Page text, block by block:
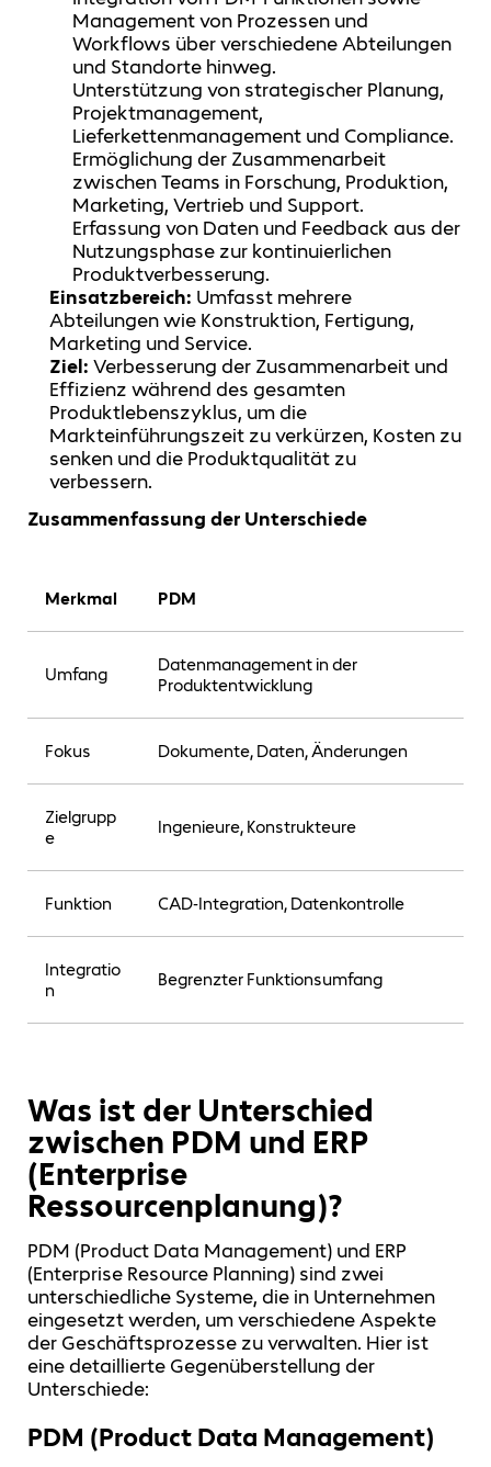
Management von Prozessen und
Workflows über verschiedene Abteilungen
und Standorte hinweg.
Unterstützung von strategischer Planung,
Projektmanagement,
Lieferkettenmanagement und Compliance.
Ermöglichung der Zusammenarbeit
zwischen Teams in Forschung, Produktion,
Marketing, Vertrieb und Support.
Erfassung von Daten und Feedback aus der
Nutzungsphase zur kontinuierlichen
Produktverbesserung.
Einsatzbereich: Umfasst mehrere
Abteilungen wie Konstruktion, Fertigung,
Marketing und Service.
Ziel: Verbesserung der Zusammenarbeit und
Effizienz während des gesamten
Produktlebenszyklus, um die
Markteinführungszeit zu verkürzen, Kosten zu
senken und die Produktqualität zu
verbessern.
Zusammenfassung der Unterschiede
Merkmal PDM
Umfang
Datenmanagement in der
Produktentwicklung
Fokus Dokumente, Daten, Änderungen
Zielgrupp
e
Ingenieure, Konstrukteure
Funktion CAD-Integration, Datenkontrolle
Integratio
n
Begrenzter Funktionsumfang
Was ist der Unterschied
zwischen PDM und ERP
(Enterprise
Ressourcenplanung)?
PDM (Product Data Management) und ERP
(Enterprise Resource Planning) sind zwei
unterschiedliche Systeme, die in Unternehmen
eingesetzt werden, um verschiedene Aspekte
der Geschäftsprozesse zu verwalten. Hier ist
eine detaillierte Gegenüberstellung der
Unterschiede:
PDM (Product Data Management)